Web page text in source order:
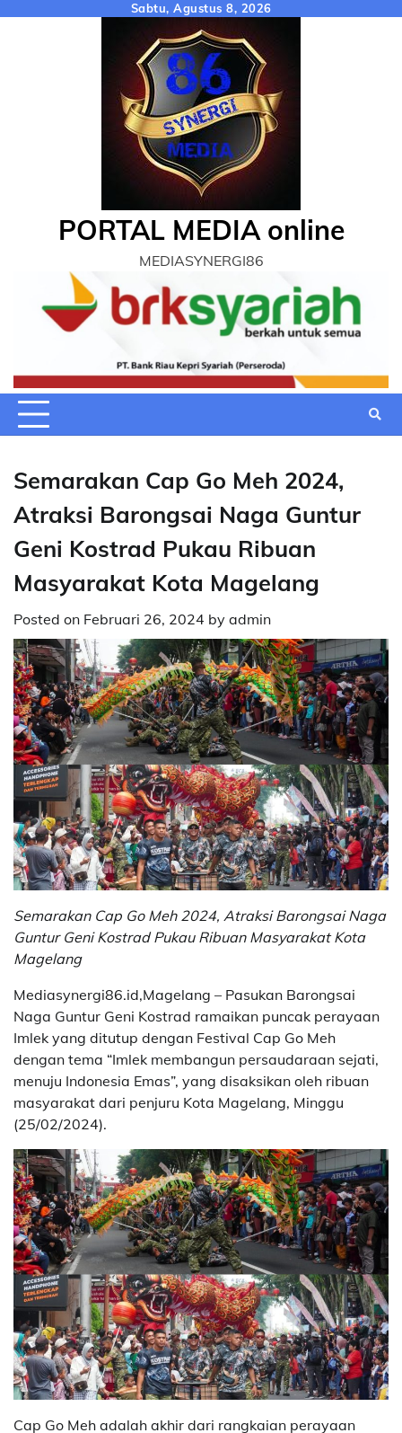
Sabtu, Agustus 8, 2026
PORTAL MEDIA online
MEDIASYNERGI86
Semarakan Cap Go Meh 2024,
Atraksi Barongsai Naga Guntur
Geni Kostrad Pukau Ribuan
Masyarakat Kota Magelang
Posted on Februari 26, 2024 by admin
Semarakan Cap Go Meh 2024, Atraksi Barongsai Naga
Guntur Geni Kostrad Pukau Ribuan Masyarakat Kota
Magelang
Mediasynergi86.id,Magelang – Pasukan Barongsai
Naga Guntur Geni Kostrad ramaikan puncak perayaan
Imlek yang ditutup dengan Festival Cap Go Meh
dengan tema “Imlek membangun persaudaraan sejati,
menuju Indonesia Emas”, yang disaksikan oleh ribuan
masyarakat dari penjuru Kota Magelang, Minggu
(25/02/2024).
Cap Go Meh adalah akhir dari rangkaian perayaan